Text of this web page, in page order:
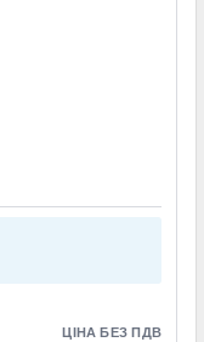
ЦІНА БЕЗ ПДВ